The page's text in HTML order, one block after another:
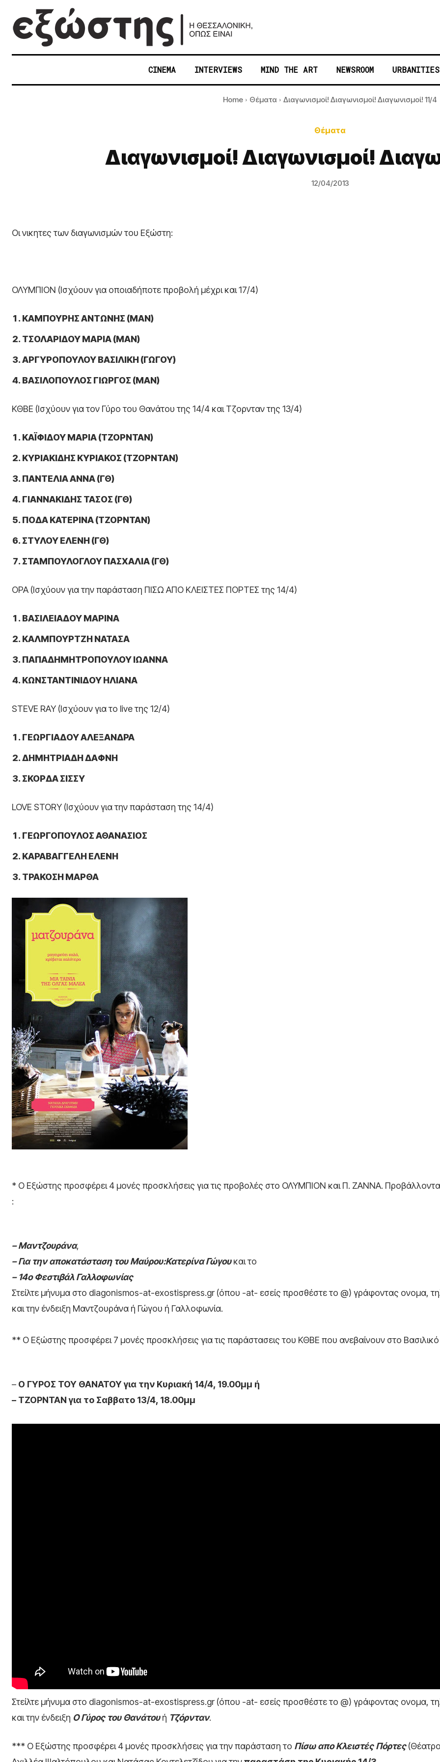
CINEMA INTERVIEWS MIND THE ART NEWSROOM URBANITIES
Home Θέματα Διαγωνισμοί! Διαγωνισμοί! Διαγωνισμοί! 11/4
Θέματα
Διαγωνισμοί! Διαγωνισμοί!
12/04/2013
Οι νικητες των διαγωνισμών του Εξώστη:
ΟΛΥΜΠΙΟΝ (Ισχύουν για οποιαδήποτε προβολή μέχρι και 17/4)
ΚΑΜΠΟΥΡΗΣ ΑΝΤΩΝΗΣ (ΜΑΝ)
ΤΣΟΛΑΡΙΔΟΥ ΜΑΡΙΑ (ΜΑΝ)
ΑΡΓΥΡΟΠΟΥΛΟΥ ΒΑΣΙΛΙΚΗ (ΓΩΓΟΥ)
ΒΑΣΙΛΟΠΟΥΛΟΣ ΓΙΩΡΓΟΣ (ΜΑΝ)
ΚΘΒΕ (Ισχύουν για τον Γύρο του Θανάτου της 14/4 και Τζορνταν της 13/4)
ΚΑΪΦΙΔΟΥ ΜΑΡΙΑ (ΤΖΟΡΝΤΑΝ)
ΚΥΡΙΑΚΙΔΗΣ ΚΥΡΙΑΚΟΣ (ΤΖΟΡΝΤΑΝ)
ΠΑΝΤΕΛΙΑ ΑΝΝΑ (ΓΘ)
ΓΙΑΝΝΑΚΙΔΗΣ ΤΑΣΟΣ (ΓΘ)
ΠΟΔΑ ΚΑΤΕΡΙΝΑ (ΤΖΟΡΝΤΑΝ)
ΣΤΥΛΟΥ ΕΛΕΝΗ (ΓΘ)
ΣΤΑΜΠΟΥΛΟΓΛΟΥ ΠΑΣΧΑΛΙΑ (ΓΘ)
ΟΡΑ (Ισχύουν για την παράσταση ΠΙΣΩ ΑΠΟ ΚΛΕΙΣΤΕΣ ΠΟΡΤΕΣ της 14/4)
ΒΑΣΙΛΕΙΑΔΟΥ ΜΑΡΙΝΑ
ΚΑΛΜΠΟΥΡΤΖΗ ΝΑΤΑΣΑ
ΠΑΠΑΔΗΜΗΤΡΟΠΟΥΛΟΥ ΙΩΑΝΝΑ
ΚΩΝΣΤΑΝΤΙΝΙΔΟΥ ΗΛΙΑΝΑ
STEVE RAY (Ισχύουν για το live της 12/4)
ΓΕΩΡΓΙΑΔΟΥ ΑΛΕΞΑΝΔΡΑ
ΔΗΜΗΤΡΙΑΔΗ ΔΑΦΝΗ
ΣΚΟΡΔΑ ΣΙΣΣΥ
LOVE STORY (Ισχύουν για την παράσταση της 14/4)
ΓΕΩΡΓΟΠΟΥΛΟΣ ΑΘΑΝΑΣΙΟΣ
ΚΑΡΑΒΑΓΓΕΛΗ ΕΛΕΝΗ
ΤΡΑΚΟΣΗ ΜΑΡΘΑ
* Ο Εξώστης προσφέρει 4 μονές προσκλήσεις για τις προβολές στο ΟΛΥΜΠΙΟΝ και Π. ΖΑΝΝΑ. Προβάλλονται
:
– Μαντζουράνα,
– Για την αποκατάσταση του Μαύρου:Κατερίνα Γώγουκαι το
– 14ο Φεστιβάλ Γαλλοφωνίας
Στείλτε μήνυμα στο diagonismos-at-exostispress.gr (όπου -at- εσείς προσθέστε το @) γράφοντας ονομα,
και την ένδειξη Μαντζουράνα ή Γώγου ή Γαλλοφωνία.
** Ο Εξώστης προσφέρει 7 μονές προσκλήσεις για τις παράστασεις του ΚΘΒΕ που ανεβαίνουν στο
– Ο ΓΥΡΟΣ ΤΟΥ ΘΑΝΑΤΟΥ για την Κυριακή 14/4, 19.00μμ ή
– ΤΖΟΡΝΤΑΝ για το Σαββατο 13/4, 18.00μμ
Στείλτε μήνυμα στο diagonismos-at-exostispress.gr (όπου -at- εσείς προσθέστε το @) γράφοντας ονομα,
και την ένδειξη Ο Γύρος του Θανάτουή Τζόρνταν.
*** Ο Εξώστης προσφέρει 4 μονές προσκλήσεις για την παράσταση το Πίσω απο Κλειστές Πόρτες